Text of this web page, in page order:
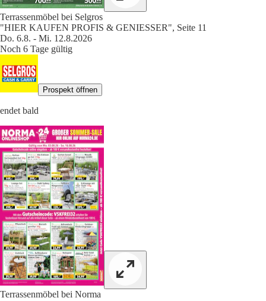
Terrassenmöbel bei Selgros
"HIER KAUFEN PROFIS & GENIESSER", Seite 11
Do. 6.8. - Mi. 12.8.2026
Noch 6 Tage gültig
Prospekt öffnen
endet bald
Terrassenmöbel bei Norma